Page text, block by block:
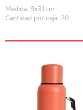
Medida: 9x31cm
Cantidad por caja: 20